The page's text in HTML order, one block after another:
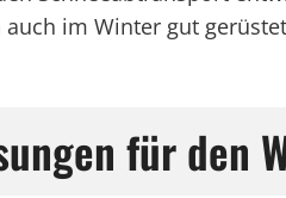
im Winter gut
für den